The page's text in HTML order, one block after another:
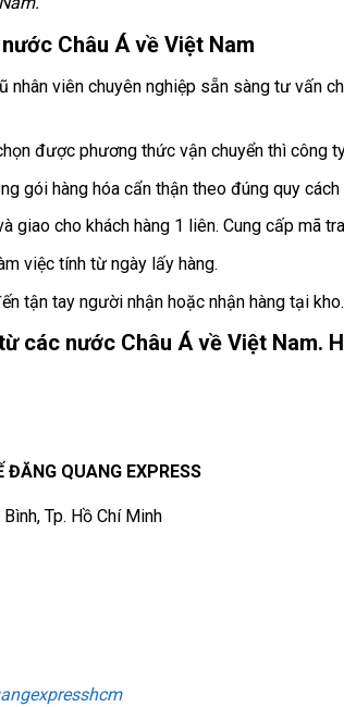
Châu Á về Việt Nam
nhân viên chuyên nghiệp sẵn sàng tư vấn
được phương thức vận chuyển thì công
gói hàng hóa cẩn thận theo đúng quy
giao cho khách hàng 1 liên. Cung cấp mã
việc tính từ ngày lấy hàng.
tận tay người nhận hoặc nhận hàng tại kho.
các nước Châu Á về Việt
ĐĂNG QUANG EXPRESS
Tp. Hồ Chí Minh